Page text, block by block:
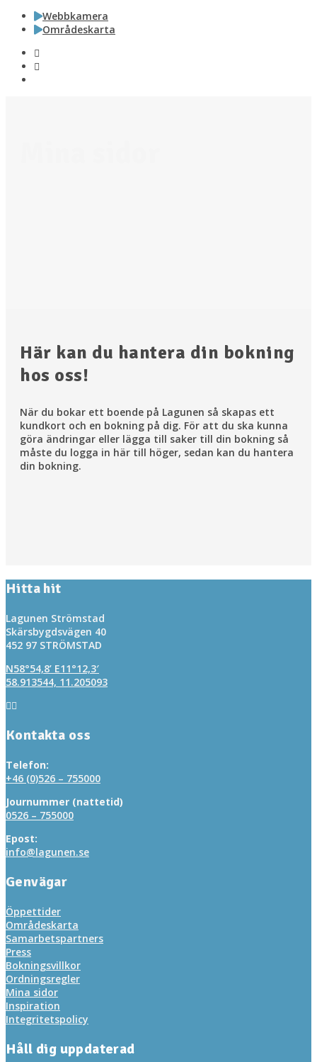
Webbkamera
Områdeskarta
Här kan du hantera din bokning
hos oss!
När du bokar ett boende på Lagunen så skapas ett
kundkort och en bokning på dig. För att du ska kunna
göra ändringar eller lägga till saker till din bokning så
måste du logga in här till höger, sedan kan du hantera
din bokning.
Hitta hit
Lagunen Strömstad
Skärsbygdsvägen 40
452 97 STRÖMSTAD
N58°54,8’ E11°12,3′
58.913544, 11.205093
Kontakta oss
Telefon:
+46 (0)526 – 755000
Journummer (nattetid)
0526 – 755000
Epost:
info@lagunen.se
Genvägar
Öppettider
Områdeskarta
Samarbetspartners
Press
Bokningsvillkor
Ordningsregler
Mina sidor
Inspiration
Integritetspolicy
Håll dig uppdaterad